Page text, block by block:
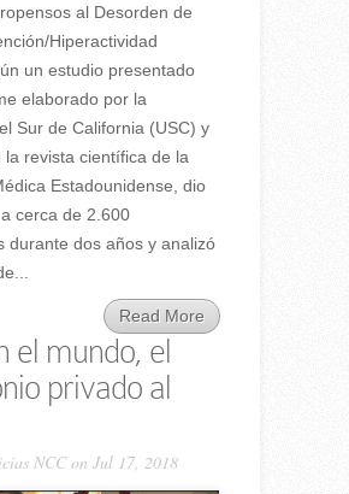
al Desorden de
Hiperactividad
un estudio presentado
elaborado por la
Sur de California (USC) y
la revista científica de la
Estadounidense, dio
cerca de 2.600
durante dos años y analizó
Read More
el mundo, el
privado al
NCCon Jul 17, 2018